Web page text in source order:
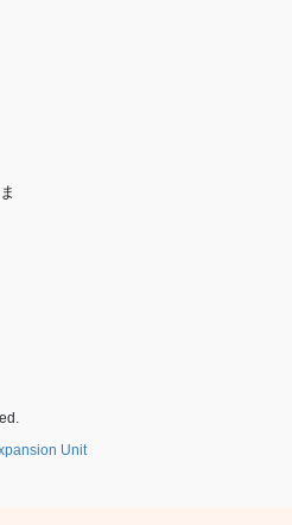
Unit